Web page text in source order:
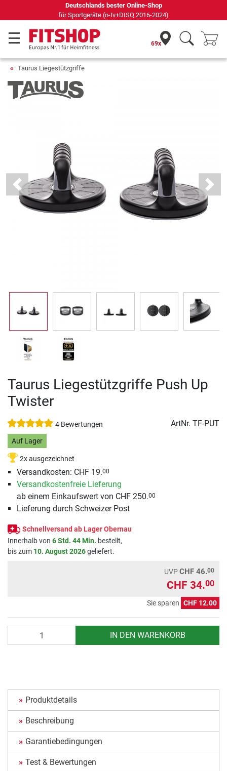
Seit 42 Jahren Ihr Experte für Heimfitness
69x
Taurus Liegestützgriffe
Previous Next
Taurus Liegestützgriffe Push Up
Twister
4 Bewertungen ArtNr. TF-PUT
Auf Lager
2x ausgezeichnet
Versandkosten: CHF 19.00
Versandkostenfreie Lieferung
ab einem Einkaufswert von CHF 250.00
Lieferung durch Schweizer Post
Schnellversand ab Lager Obernau
Innerhalb von 6 Std. 44 Min. bestellt,
bis zum 10. August 2026geliefert.
UVPCHF 46.00
CHF 34.00
Sie sparen CHF 12.00
IN DEN WARENKORB
Produktdetails
Beschreibung
Garantiebedingungen
Test & Bewertungen